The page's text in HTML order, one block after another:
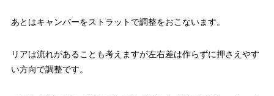
あとはキャンバーをストラットで調整をおこないます。
リアは流れがあることも考えますが左右差は作らずに押さえやす
い方向で調整です。